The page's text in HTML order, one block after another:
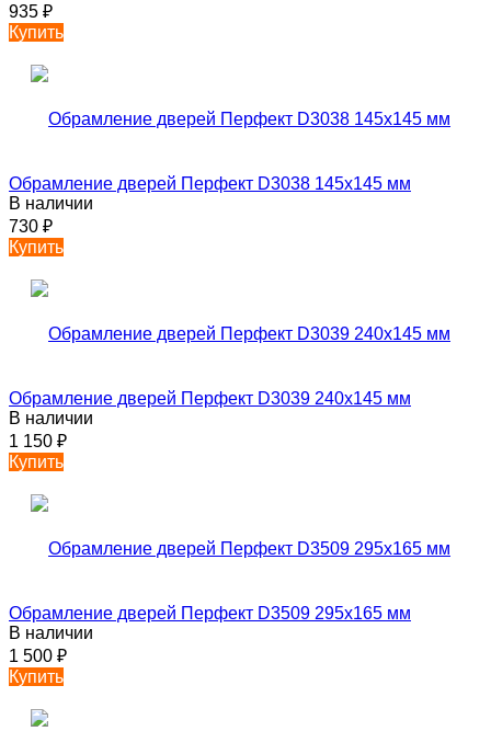
935 ₽
Купить
Обрамление дверей Перфект D3038 145х145 мм
В наличии
730 ₽
Купить
Обрамление дверей Перфект D3039 240х145 мм
В наличии
1 150 ₽
Купить
Обрамление дверей Перфект D3509 295х165 мм
В наличии
1 500 ₽
Купить